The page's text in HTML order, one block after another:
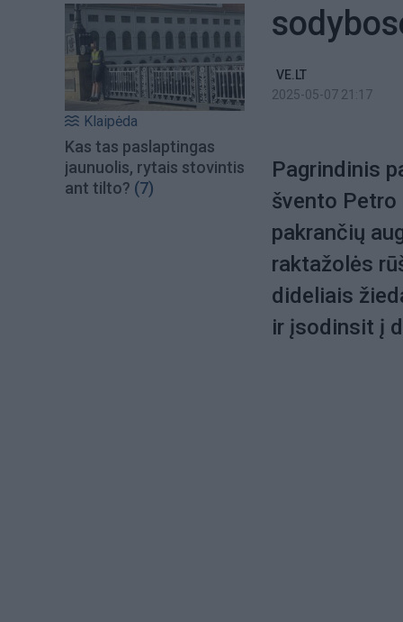
Klaipėda
Kas tas paslaptingas
jaunuolis, rytais stovintis
ant tilto? (7)
VE.LT
2025-05-07 21:17
Pagrindinis
švento Petro
pakrančių
raktažolės
dideliais
ir įsodinsit į